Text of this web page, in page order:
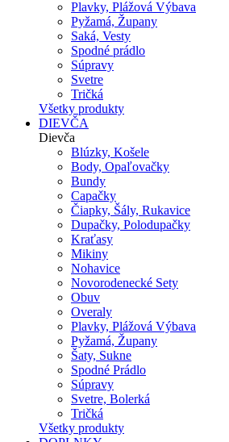
Plavky, Plážová Výbava
Pyžamá, Župany
Saká, Vesty
Spodné prádlo
Súpravy
Svetre
Tričká
Všetky produkty
DIEVČA
Dievča
Blúzky, Košele
Body, Opaľovačky
Bundy
Capačky
Čiapky, Šály, Rukavice
Dupačky, Polodupačky
Kraťasy
Mikiny
Nohavice
Novorodenecké Sety
Obuv
Overaly
Plavky, Plážová Výbava
Pyžamá, Župany
Šaty, Sukne
Spodné Prádlo
Súpravy
Svetre, Bolerká
Tričká
Všetky produkty